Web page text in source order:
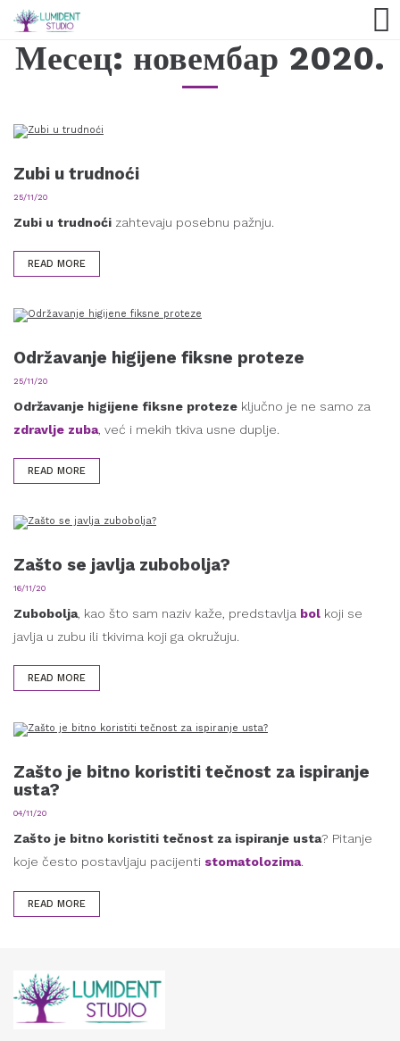
Месец: новембар 2020.
Zubi u trudnoći
25/11/20
Zubi u trudnoći zahtevaju posebnu pažnju.
READ MORE
Održavanje higijene fiksne proteze
25/11/20
Održavanje higijene fiksne proteze ključno je ne samo za
zdravlje zuba, već i mekih tkiva usne duplje.
READ MORE
Zašto se javlja zubobolja?
16/11/20
Zubobolja, kao što sam naziv kaže, predstavlja bol koji se
javlja u zubu ili tkivima koji ga okružuju.
READ MORE
Zašto je bitno koristiti tečnost za ispiranje
usta?
04/11/20
Zašto je bitno koristiti tečnost za ispiranje usta? Pitanje
koje često postavljaju pacijenti stomatolozima.
READ MORE